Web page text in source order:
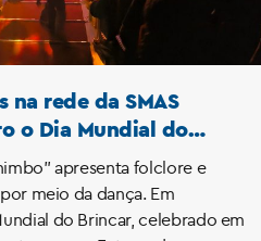
na rede da SMAS
o Dia Mundial do
apresenta folclore e
meio da dança. Em
do Brincar, celebrado em